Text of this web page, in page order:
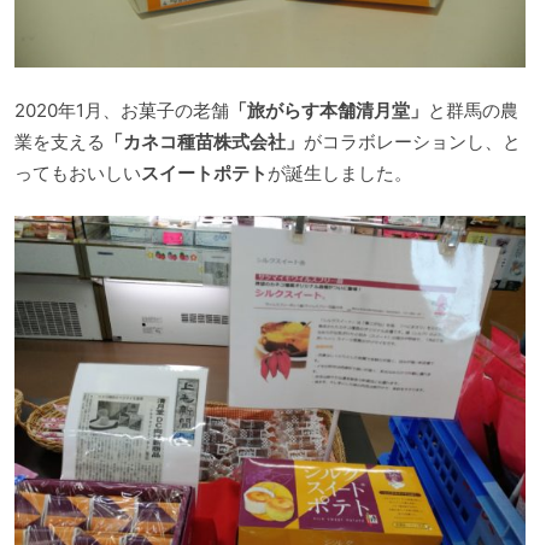
2020年1月、お菓子の老舗「旅がらす本舗清月堂」 と群馬の農
業を支える 「カネコ種苗株式会社」 がコラボレーションし、と
ってもおいしいスイートポテト が誕生しました。